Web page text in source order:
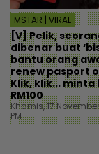
MSTAR | VIRAL
[V] Pelik,
dibenar buat
bantu orang
renew pasport
Klik, klik... minta
RM100
Khamis, 17
PM